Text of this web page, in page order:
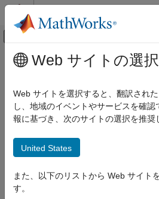
コンテンツへスキップ
オフキャンバス ナ
ドキュメンテーションのホーム
Data Acquisition Toolbox
Analog Input and Output
Data Acquisition Toolbox
Multichannel Audio Input and Output
メインコンテンツ
Create an App for
Acquisition
This example shows how to create
from a DAQ device or sound card,
This example app shows how to
Web サイトの選択
Web サイトを選択すると、翻訳され
し、地域のイベントやサービスを確
報に基づき、次のサイトの選択を推奨
United States
また、以下のリストから Web サイト
す。